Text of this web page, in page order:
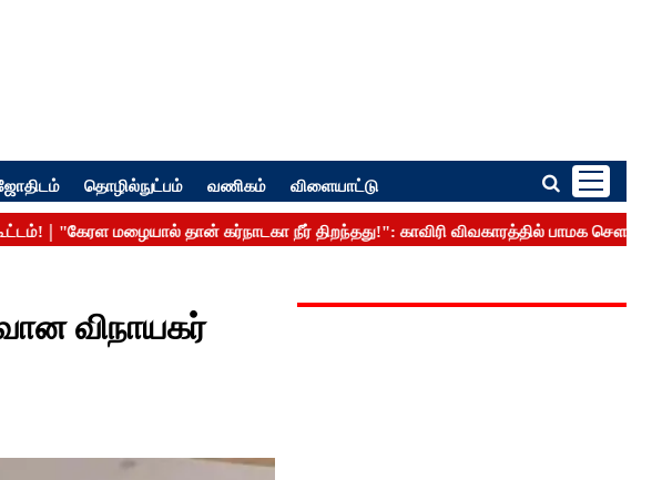
தொழில்நுட்பம் வணிகம் விளையாட்டு
விநாயகர்